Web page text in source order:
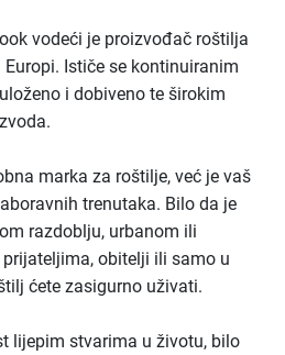
vodeći je proizvođač roštilja
Ističe se kontinuiranim
i dobiveno te širokim
marka za roštilje, već je vaš
trenutaka. Bilo da je
razdoblju, urbanom ili
obitelji ili samo u
ćete zasigurno uživati.
lijepim stvarima u životu, bilo